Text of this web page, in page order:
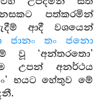
පත්කරමින්
ආදී වශයෙන්
ජානං තං ජනො
‘අන්තරතො’
උපන් අනර්ථය
භයට හේතුව මේ